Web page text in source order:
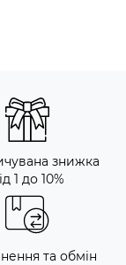
знижка
1 до 10%
та обмін